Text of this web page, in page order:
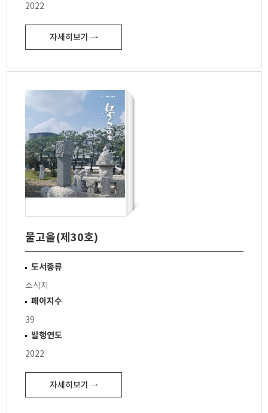
2022
자세히보기 ⇀
물고을(제30호)
도서종류
소식지
페이지수
39
발행연도
2022
자세히보기 ⇀